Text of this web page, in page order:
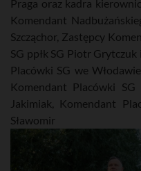
Praga oraz kadra
Komendant
Szcząchor, Zastępcy
SG ppłk SG Piotr
Placówki SG we
Komendant Placówki
Jakimiak, Komendant